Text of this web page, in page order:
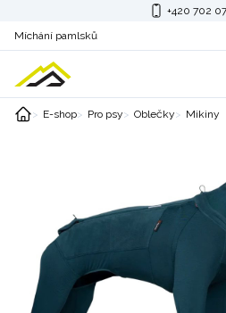
+420 702
Míchání pamlsků
E-shop Pro psy Oblečky Mikiny